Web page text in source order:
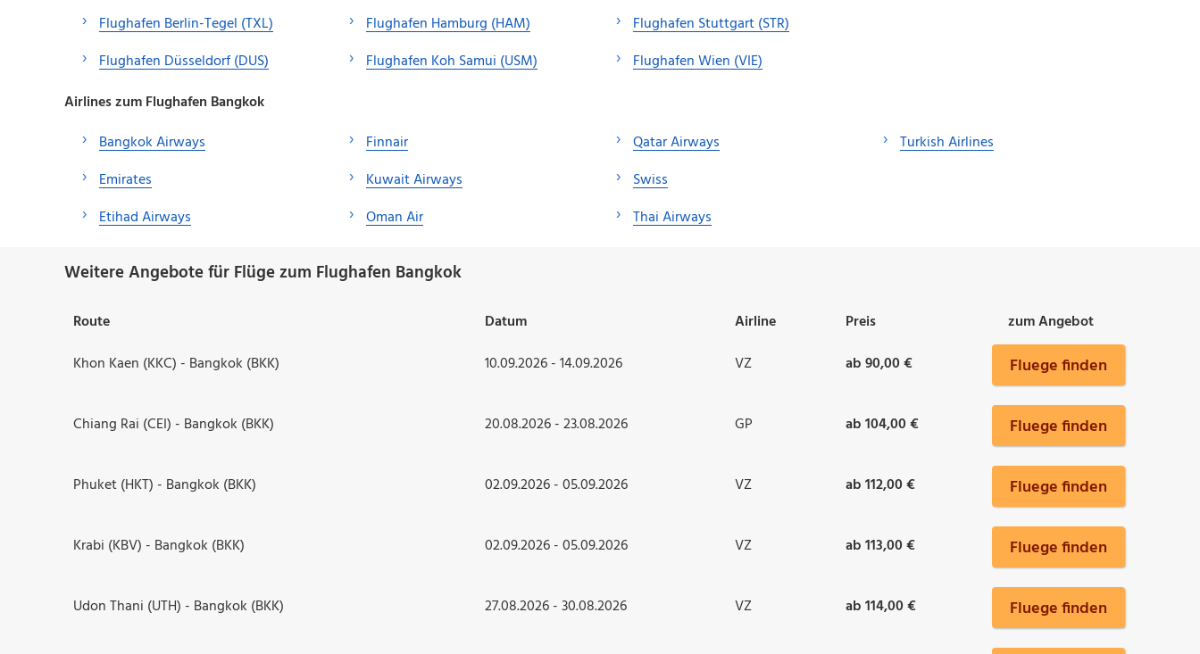
Flughafen Berlin-Tegel (TXL)
Flughafen Düsseldorf (DUS)
Flughafen Hamburg (HAM)
Flughafen Koh Samui (USM)
Flughafen Stuttgart (STR)
Flughafen Wien (VIE)
Airlines zum Flughafen Bangkok
Bangkok Airways
Emirates
Etihad Airways
Finnair
Kuwait Airways
Oman Air
Qatar Airways
Swiss
Thai Airways
Turkish Airlines
Weitere Angebote für Flüge zum Flughafen Bangkok
Route Datum Airline Preis
zum Angebot
Khon Kaen (KKC) - Bangkok (BKK)
10.09.2026 - 14.09.2026 VZ ab 90,00 € Fluege finden
Chiang Rai (CEI) - Bangkok (BKK) 20.08.2026 - 23.08.2026 GP ab 104,00 € Fluege finden
Phuket (HKT) - Bangkok (BKK) 02.09.2026 - 05.09.2026 VZ ab 112,00 € Fluege finden
Krabi (KBV) - Bangkok (BKK) 02.09.2026 - 05.09.2026 VZ ab 113,00 € Fluege finden
Udon Thani (UTH) - Bangkok (BKK) 27.08.2026 - 30.08.2026 VZ ab 114,00 € Fluege finden